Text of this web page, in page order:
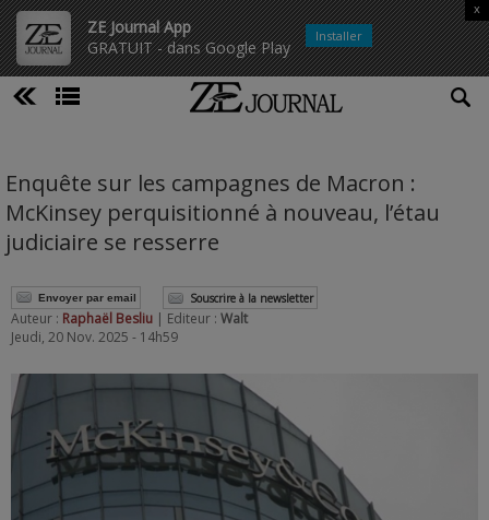
ZE Journal App
GRATUIT - dans Google Play
x
Installer
Enquête sur les campagnes de Macron :
McKinsey perquisitionné à nouveau, l’étau
judiciaire se resserre
Envoyer par email Souscrire à la newsletter
Auteur : Raphaël Besliu | Editeur : Walt
Jeudi, 20 Nov. 2025 - 14h59